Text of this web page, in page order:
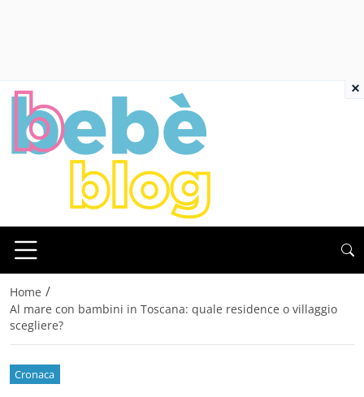
Home /
Al mare con bambini in Toscana: quale residence o villaggio
scegliere?
Cronaca
×